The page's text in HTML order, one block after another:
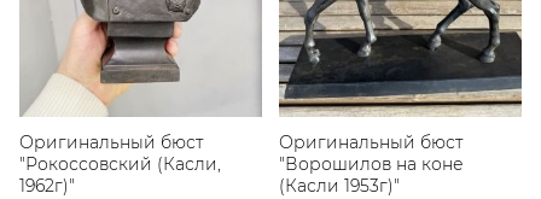
Оригинальный бюст
"Рокоссовский (Касли,
1962г)"
Оригинальный бюст
"Ворошилов на коне
(Касли 1953г)"